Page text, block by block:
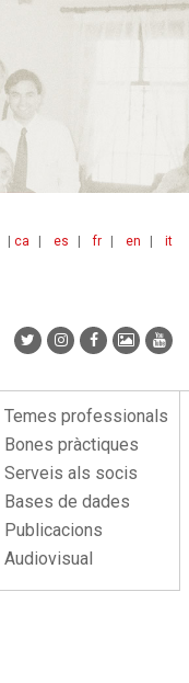
ca es fr en it
Menu
lateral
Temes professionals
Bones pràctiques
Serveis als socis
Bases de dades
Publicacions
Audiovisual